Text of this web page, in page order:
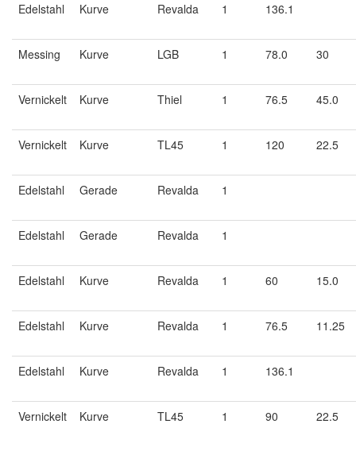
Edelstahl Kurve Revalda 1 136.1
Messing Kurve LGB 1 78.0 30
Vernickelt Kurve Thiel 1 76.5 45.0
Vernickelt Kurve TL45 1 120 22.5
Edelstahl Gerade Revalda 1
Edelstahl Gerade Revalda 1
Edelstahl Kurve Revalda 1 60 15.0
Edelstahl Kurve Revalda 1 76.5 11.25
Edelstahl Kurve Revalda 1 136.1
Vernickelt Kurve TL45 1 90 22.5